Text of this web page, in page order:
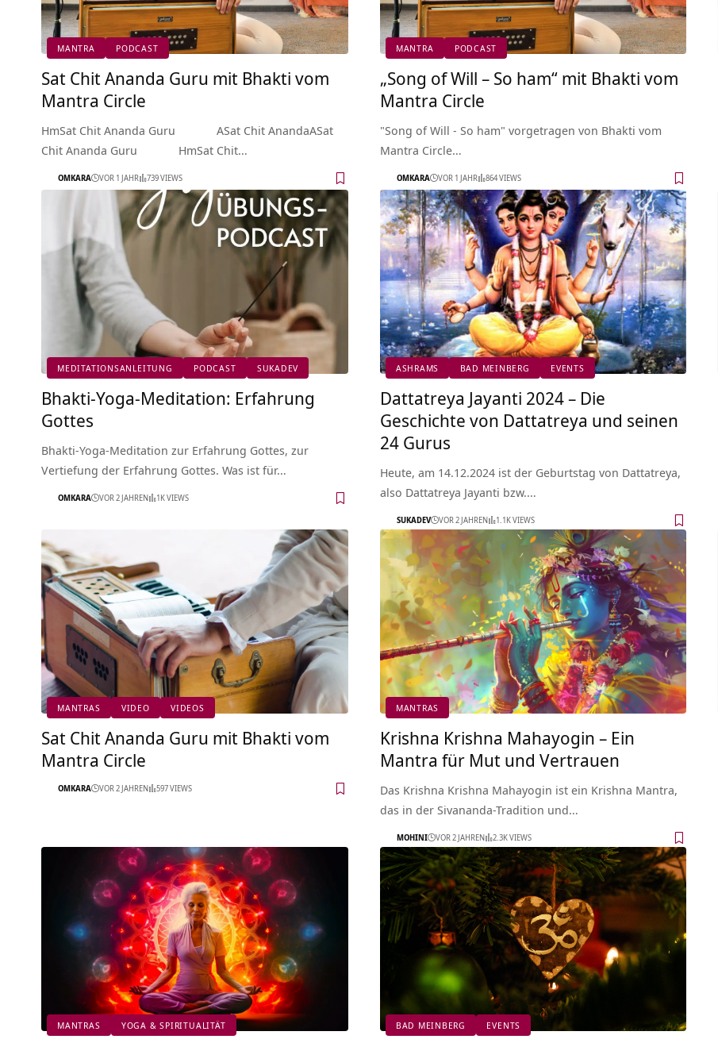
MANTRA PODCAST
Sat Chit Ananda Guru mit Bhakti vom
Mantra Circle
HmSat Chit Ananda Guru ASat Chit AnandaASat
Chit Ananda Guru HmSat Chit…
OMKARA VOR 1 JAHR 739 VIEWS
MANTRA PODCAST
„Song of Will – So ham“ mit Bhakti vom
Mantra Circle
"Song of Will - So ham" vorgetragen von Bhakti vom
Mantra Circle…
OMKARA VOR 1 JAHR 864 VIEWS
MEDITATIONSANLEITUNG PODCAST SUKADEV
Bhakti-Yoga-Meditation: Erfahrung
Gottes
Bhakti-Yoga-Meditation zur Erfahrung Gottes, zur
Vertiefung der Erfahrung Gottes. Was ist für…
OMKARA VOR 2 JAHREN 1K VIEWS
ASHRAMS BAD MEINBERG EVENTS
Dattatreya Jayanti 2024 – Die
Geschichte von Dattatreya und seinen
24 Gurus
Heute, am 14.12.2024 ist der Geburtstag von Dattatreya,
also Dattatreya Jayanti bzw.…
SUKADEV VOR 2 JAHREN 1.1K VIEWS
MANTRAS VIDEO VIDEOS
Sat Chit Ananda Guru mit Bhakti vom
Mantra Circle
OMKARA VOR 2 JAHREN 597 VIEWS
MANTRAS
Krishna Krishna Mahayogin – Ein
Mantra für Mut und Vertrauen
Das Krishna Krishna Mahayogin ist ein Krishna Mantra,
das in der Sivananda-Tradition und…
MOHINI VOR 2 JAHREN 2.3K VIEWS
MANTRAS YOGA & SPIRITUALITÄT BAD MEINBERG EVENTS